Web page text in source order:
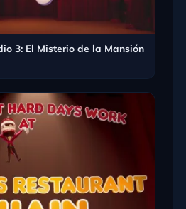
3: El Misterio de la Mansión